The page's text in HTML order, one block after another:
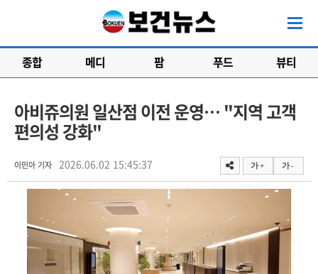
종합 메디 팜 푸드 뷰티
아비쥬의원 일산점 이전 운영… "지역 고객
편의성 강화"
이민아 기자 2026.06.02 15:45:37 가 + 가 -